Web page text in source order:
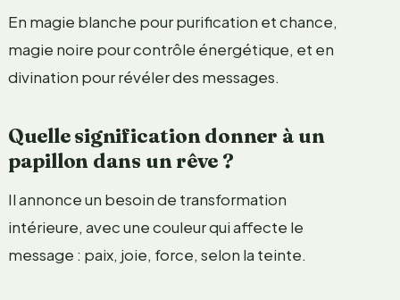
En magie blanche pour purification et chance,
magie noire pour contrôle énergétique, et en
divination pour révéler des messages.
Quelle signification donner à un
papillon dans un rêve ?
Il annonce un besoin de transformation
intérieure, avec une couleur qui affecte le
message : paix, joie, force, selon la teinte.